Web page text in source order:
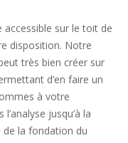
accessible sur le toit de
disposition. Notre
très bien créer sur
d’en faire un
à votre
jusqu’à la
la fondation du